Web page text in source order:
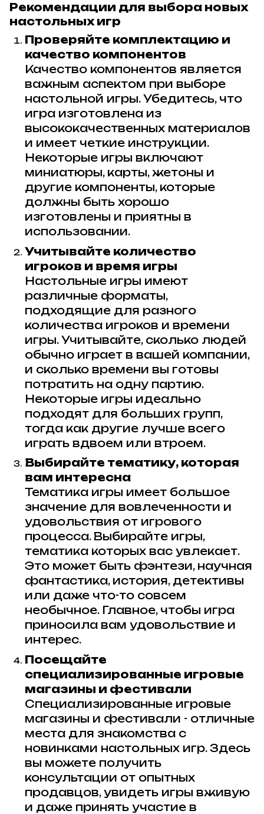
Рекомендации для выбора новых
настольных игр
Проверяйте комплектацию и
качество компонентов
Качество компонентов является
важным аспектом при выборе
настольной игры. Убедитесь, что
игра изготовлена из
высококачественных материалов
и имеет четкие инструкции.
Некоторые игры включают
миниатюры, карты, жетоны и
другие компоненты, которые
должны быть хорошо
изготовлены и приятны в
использовании.
Учитывайте количество
игроков и время игры
Настольные игры имеют
различные форматы,
подходящие для разного
количества игроков и времени
игры. Учитывайте, сколько людей
обычно играет в вашей компании,
и сколько времени вы готовы
потратить на одну партию.
Некоторые игры идеально
подходят для больших групп,
тогда как другие лучше всего
играть вдвоем или втроем.
Выбирайте тематику, которая
вам интересна
Тематика игры имеет большое
значение для вовлеченности и
удовольствия от игрового
процесса. Выбирайте игры,
тематика которых вас увлекает.
Это может быть фэнтези, научная
фантастика, история, детективы
или даже что-то совсем
необычное. Главное, чтобы игра
приносила вам удовольствие и
интерес.
Посещайте
специализированные игровые
магазины и фестивали
Специализированные игровые
магазины и фестивали - отличные
места для знакомства с
новинками настольных игр. Здесь
вы можете получить
консультации от опытных
продавцов, увидеть игры вживую
и даже принять участие в